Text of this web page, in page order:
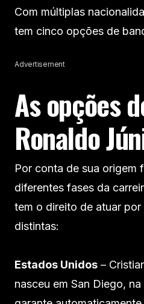
Com múltiplas
tem cinco opções de
Advertisement
As opções
Ronaldo
Por conta de sua origem
diferentes fases da
tem o direito de atuar
distintas:
Estados Unidos –
nasceu em San Diego,